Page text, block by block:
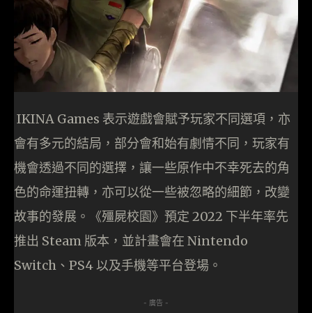
IKINA Games 表示遊戲會賦予玩家不同選項，亦
會有多元的結局，部分會和始有劇情不同，玩家有
機會透過不同的選擇，讓一些原作中不幸死去的角
色的命運扭轉，亦可以從一些被忽略的細節，改變
故事的發展。《殭屍校園》預定 2022 下半年率先
推出 Steam 版本，並計畫會在 Nintendo
Switch、PS4 以及手機等平台登場。
- 廣告 -